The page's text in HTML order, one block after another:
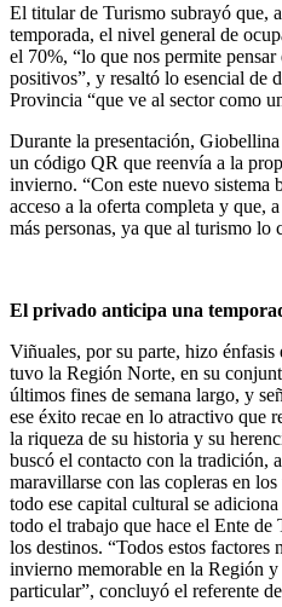
El titular de Turismo subrayó que,
temporada, el nivel general de
el 70%, “lo que nos permite
positivos”, y resaltó lo esencial de
Provincia “que ve al sector como
Durante la presentación,
un código QR que reenvía a la
invierno. “Con este nuevo sistema
acceso a la oferta completa y que,
más personas, ya que al turismo lo
El privado anticipa una
Viñuales, por su parte, hizo énfasis
tuvo la Región Norte, en su
últimos fines de semana largo, y
ese éxito recae en lo atractivo que
la riqueza de su historia y su
buscó el contacto con la tradición,
maravillarse con las copleras en
todo ese capital cultural se
todo el trabajo que hace el Ente de
los destinos. “Todos estos factores
invierno memorable en la Región
particular”, concluyó el referente